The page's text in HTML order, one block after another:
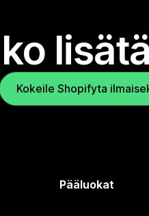
Kokeile Shopifyta
Pääluokat